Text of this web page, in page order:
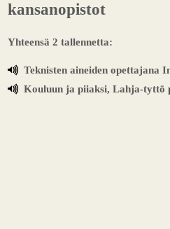
kansanopistot
Yhteensä 2 tallennetta:
Teknisten aineiden opettajana
Kouluun ja piiaksi, Lahja-tyttö